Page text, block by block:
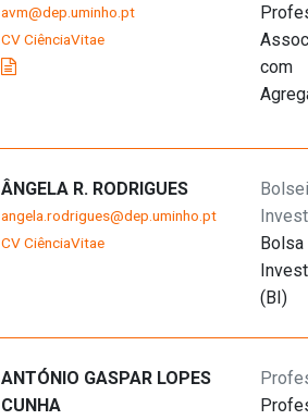
avm@dep.uminho.pt
CV CiênciaVitae
com
ÂNGELA R. RODRIGUES
angela.rodrigues@dep.uminho.pt
CV CiênciaVitae
Bolsa
(BI)
ANTÓNIO GASPAR LOPES
CUNHA